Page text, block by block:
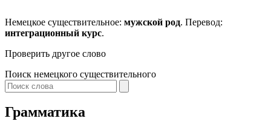
Немецкое существительное: мужской род. Перевод:
интеграционный курс.
Проверить другое слово
Поиск немецкого существительного
Грамматика